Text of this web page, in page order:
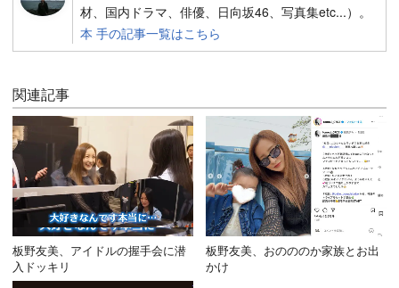
材、国内ドラマ、俳優、日向坂46、写真集etc...）。
本 手の記事一覧はこちら
関連記事
板野友美、アイドルの握手会に潜
入ドッキリ
板野友美、おのののか家族とお出
かけ